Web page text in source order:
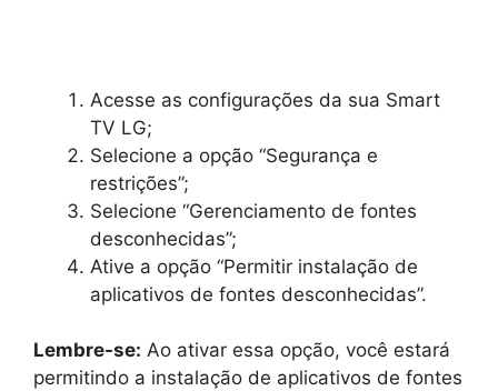
Acesse as configurações da sua Smart
TV LG;
Selecione a opção “Segurança e
restrições”;
Selecione “Gerenciamento de fontes
desconhecidas”;
Ative a opção “Permitir instalação de
aplicativos de fontes desconhecidas”.
Lembre-se: Ao ativar essa opção, você estará
permitindo a instalação de aplicativos de fontes